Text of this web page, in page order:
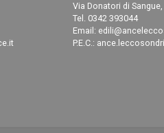
Via Donatori di
Tel. 0342 393044
Email:
P.E.C.: